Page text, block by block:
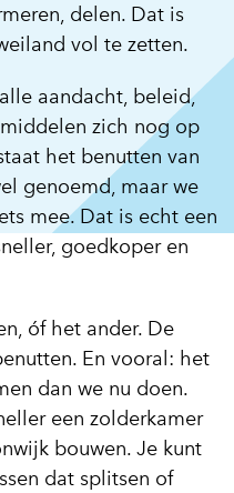
delen. Dat is
vol te zetten.
aandacht, beleid,
zich nog op
het benutten van
genoemd, maar we
mee. Dat is echt een
goedkoper en
óf het ander. De
En vooral: het
dan we nu doen.
een zolderkamer
bouwen. Je kunt
dat splitsen of